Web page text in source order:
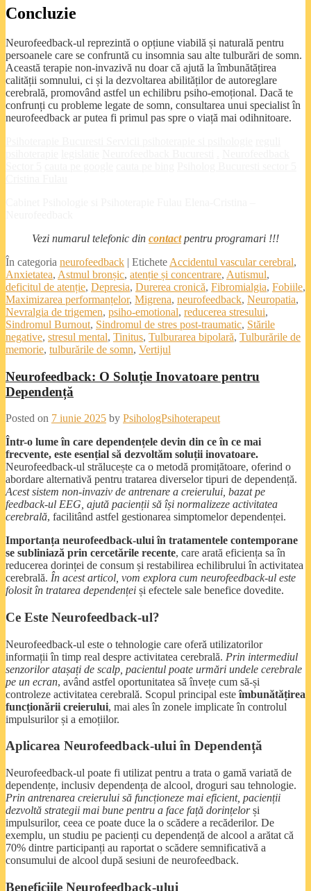
Concluzie
Neurofeedback-ul reprezintă o opțiune viabilă și naturală pentru
persoanele care se confruntă cu insomnia sau alte tulburări de somn.
Această terapie non-invazivă nu doar că ajută la îmbunătățirea
calității somnului, ci și la dezvoltarea abilităților de autoreglare
cerebrală, promovând astfel un echilibru psiho-emoțional. Dacă te
confrunți cu probleme legate de somn, consultarea unui specialist în
neurofeedback ar putea fi primul pas spre o viață mai odihnitoare.
Vezi numarul telefonic din contact pentru programari !!!
În categoria neurofeedback | Etichete Accidentul vascular cerebral,
Anxietatea, Astmul bronșic, atenție și concentrare, Autismul,
deficitul de atenție, Depresia, Durerea cronică, Fibromialgia, Fobiile,
Maximizarea performanțelor, Migrena, neurofeedback, Neuropatia,
Nevralgia de trigemen, psiho-emotional, reducerea stresului,
Sindromul Burnout, Sindromul de stres post-traumatic, Stările
negative, stresul mental, Tinitus, Tulburarea bipolară, Tulburările de
memorie, tulburările de somn, Vertijul
Neurofeedback: O Soluție Inovatoare pentru
Dependență
Posted on 7 iunie 2025 by PsihologPsihoterapeut
Într-o lume în care dependențele devin din ce în ce mai
frecvente, este esențial să dezvoltăm soluții inovatoare.
Neurofeedback-ul strălucește ca o metodă promițătoare, oferind o
abordare alternativă pentru tratarea diverselor tipuri de dependență.
Acest sistem non-invaziv de antrenare a creierului, bazat pe
feedback-ul EEG, ajută pacienții să își normalizeze activitatea
cerebrală, facilitând astfel gestionarea simptomelor dependenței.
Importanța neurofeedback-ului în tratamentele contemporane
se subliniază prin cercetările recente, care arată eficiența sa în
reducerea dorinței de consum și restabilirea echilibrului în activitatea
cerebrală. În acest articol, vom explora cum neurofeedback-ul este
folosit în tratarea dependenței și efectele sale benefice dovedite.
Ce Este Neurofeedback-ul?
Neurofeedback-ul este o tehnologie care oferă utilizatorilor
informații în timp real despre activitatea cerebrală. Prin intermediul
senzorilor atașați de scalp, pacientul poate urmări undele cerebrale
pe un ecran, având astfel oportunitatea să învețe cum să-și
controleze activitatea cerebrală. Scopul principal esteîmbunătățirea
funcționării creierului, mai ales în zonele implicate în controlul
impulsurilor și a emoțiilor.
Aplicarea Neurofeedback-ului în Dependență
Neurofeedback-ul poate fi utilizat pentru a trata o gamă variată de
dependențe, inclusiv dependența de alcool, droguri sau tehnologie.
Prin antrenarea creierului să funcționeze mai eficient, pacienții
dezvoltă strategii mai bune pentru a face față dorințelorși
impulsurilor, ceea ce poate duce la o scădere a recăderilor. De
exemplu, un studiu pe pacienți cu dependență de alcool a arătat că
70% dintre participanți au raportat o scădere semnificativă a
consumului de alcool după sesiuni de neurofeedback.
Beneficiile Neurofeedback-ului